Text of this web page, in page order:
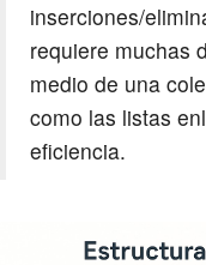
inserciones/
requiere muchas
medio de una
como las listas
eficiencia.